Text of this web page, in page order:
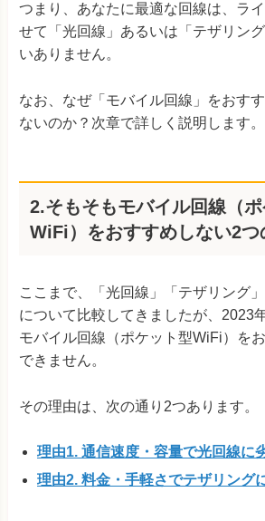
つまり、あなたに最適な回線は、ラ
せて「光回線」あるいは「テザリン
いありません。
なお、なぜ「モバイル回線」をおす
ないのか？次章で詳しく説明します。
2.そもそもモバイル回線（
WiFi）をおすすめしない2つ
ここまで、「光回線」「テザリング
について比較してきましたが、2023
モバイル回線（ポケット型WiFi）を
できません。
その理由は、次の通り2つあります。
理由1. 通信速度・容量で光回線に
理由2. 料金・手軽さでテザリング